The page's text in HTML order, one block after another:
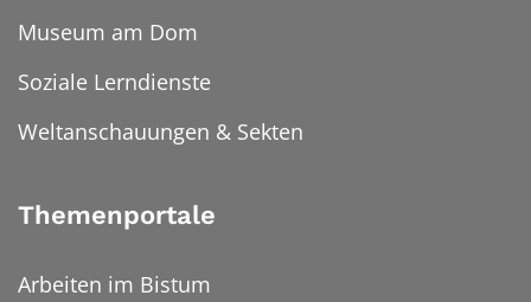
Museum am Dom
Soziale Lerndienste
Weltanschauungen & Sekten
Themenportale
Arbeiten im Bistum